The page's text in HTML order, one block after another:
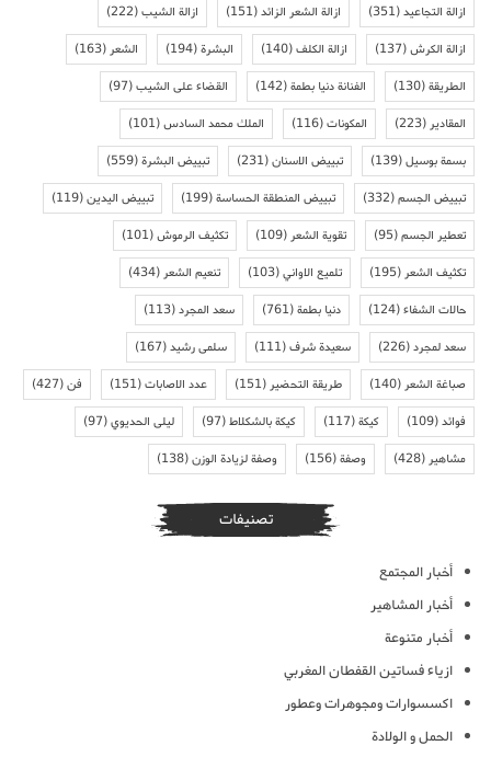
ازالة التجاعيد(351) ازالة الشعر الزائد(151) ازالة الشيب(222)
ازالة الكرش(137) ازالة الكلف(140) البشرة(194) الشعر(163)
الطريقة(130) الفنانة دنيا بطمة(142) القضاء على الشيب(97)
المقادير(223) المكونات(116) الملك محمد السادس(101)
بسمة بوسيل(139) تبييض الاسنان(231) تبييض البشرة(559)
تبييض الجسم(332) تبييض المنطقة الحساسة(199) تبييض اليدين(119)
تعطير الجسم(95) تقوية الشعر(109) تكثيف الرموش(101)
تكثيف الشعر(195) تلميع الاواني(103) تنعيم الشعر(434)
حالات الشفاء(124) دنيا بطمة(761) سعد المجرد(113)
سعد لمجرد(226) سعيدة شرف(111) سلمى رشيد(167)
صباغة الشعر(140) طريقة التحضير(151) عدد الاصابات(151) فن(427)
فوائد(109) كيكة(117) كيكة بالشكلاط(97) ليلى الحديوي(97)
مشاهير(428) وصفة(156) وصفة لزيادة الوزن(138)
تصنيفات
أخبار المجتمع
أخبار المشاهير
أخبار متنوعة
ازياء فساتين القفطان المغربي
اكسسوارات ومجوهرات وعطور
الحمل و الولادة